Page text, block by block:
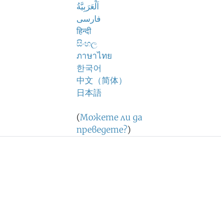
اَلْعَرَبِيَّةُ
فارسی
हिन्दी
සිංහල
ภาษาไทย
한국어
中文（简体）
日本語
(Можете ли да
преведете?)